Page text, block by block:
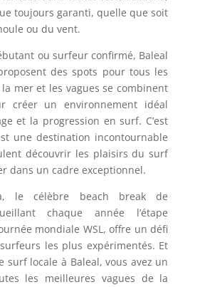
toujours garanti, quelle que soit
ou du vent.
ou surfeur confirmé, Baleal
des spots pour tous les
mer et les vagues se combinent
créer un environnement idéal
et la progression en surf. C’est
une destination incontournable
découvrir les plaisirs du surf
dans un cadre exceptionnel.
le célèbre beach break de
chaque année l’étape
mondiale WSL, offre un défi
les plus expérimentés. Et
surf locale à Baleal, vous avez un
les meilleures vagues de la